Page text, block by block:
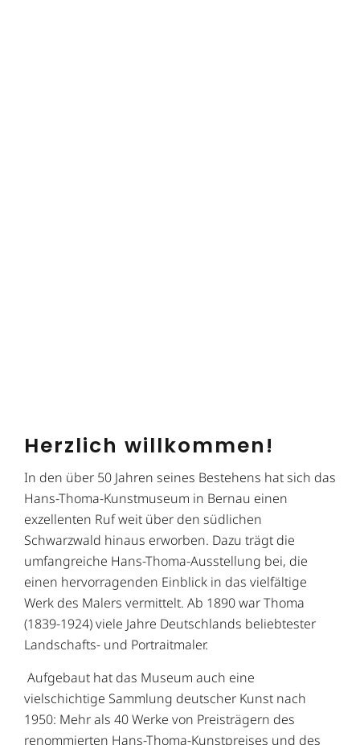
Herzlich willkommen!
In den über 50 Jahren seines Bestehens hat sich das
Hans-Thoma-Kunstmuseum in Bernau einen
exzellenten Ruf weit über den südlichen
Schwarzwald hinaus erworben. Dazu trägt die
umfangreiche Hans-Thoma-Ausstellung bei, die
einen hervorragenden Einblick in das vielfältige
Werk des Malers vermittelt. Ab 1890 war Thoma
(1839-1924) viele Jahre Deutschlands beliebtester
Landschafts- und Portraitmaler.
Aufgebaut hat das Museum auch eine
vielschichtige Sammlung deutscher Kunst nach
1950: Mehr als 40 Werke von Preisträgern des
renommierten Hans-Thoma-Kunstpreises und des